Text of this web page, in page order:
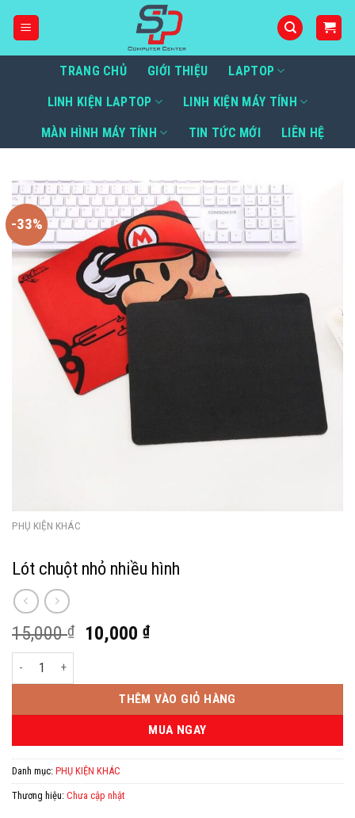
TRANG CHỦ GIỚI THIỆU LAPTOP
LINH KIỆN LAPTOP LINH KIỆN MÁY TÍNH
MÀN HÌNH MÁY TÍNH TIN TỨC MỚI LIÊN HỆ
-33%
PHỤ KIỆN KHÁC
Lót chuột nhỏ nhiều hình
15,000₫
Giá
15,000 ₫.
10,000₫Giá
là:
10,000 ₫.
Lót chuột nhỏ nhiều hình số lượng
THÊM VÀO GIỎ HÀNG
MUA NGAY
Danh mục: PHỤ KIỆN KHÁC
Thương hiệu: Chưa cập nhật